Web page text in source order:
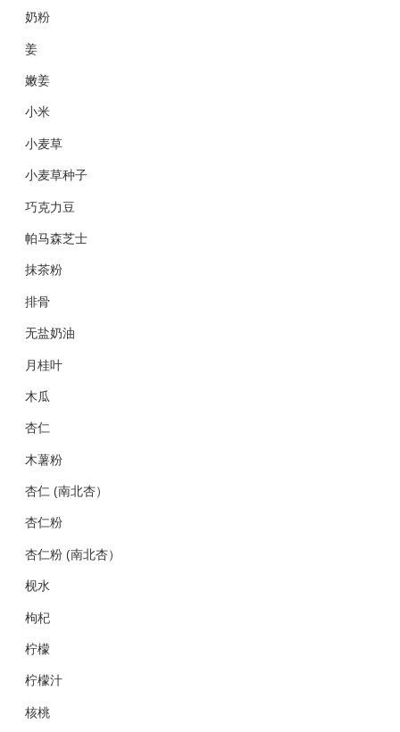
奶粉
姜
嫩姜
小米
小麦草
小麦草种子
巧克力豆
帕马森芝士
抹茶粉
排骨
无盐奶油
月桂叶
木瓜
杏仁
木薯粉
杏仁 (南北杏）
杏仁粉
杏仁粉 (南北杏）
枧水
枸杞
柠檬
柠檬汁
核桃